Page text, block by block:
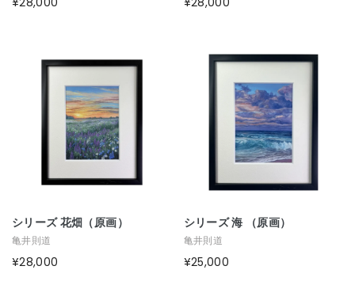
シリーズ 花畑（原画）
亀井則道
¥28,000
シリーズ 海 （原画）
亀井則道
¥25,000